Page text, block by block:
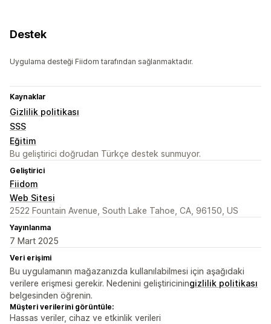
Destek
Uygulama desteği Fiidom tarafından sağlanmaktadır.
Kaynaklar
Gizlilik politikası
SSS
Eğitim
Bu geliştirici doğrudan Türkçe destek sunmuyor.
Geliştirici
Fiidom
Web Sitesi
2522 Fountain Avenue, South Lake Tahoe, CA, 96150, US
Yayınlanma
7 Mart 2025
Veri erişimi
Bu uygulamanın mağazanızda kullanılabilmesi için aşağıdaki
verilere erişmesi gerekir. Nedenini geliştiriciningizlilik politikası
belgesinden öğrenin.
Müşteri verilerini görüntüle:
Hassas veriler, cihaz ve etkinlik verileri